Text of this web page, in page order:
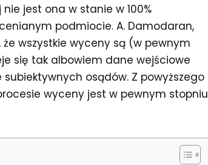
jest ona w stanie w 100%
podmiocie. A. Damodaran,
wszystkie wyceny są (w pewnym
się tak albowiem dane wejściowe
osądów. Z powyższego
wyceny jest w pewnym stopniu